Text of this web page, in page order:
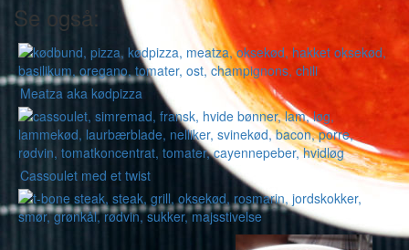
Se også:
Meatza aka kødpizza
Cassoulet med et twist